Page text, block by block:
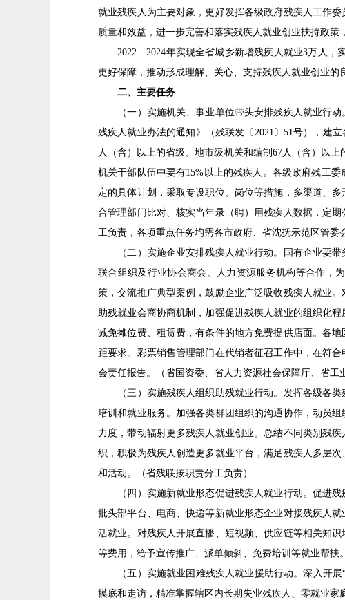
就业残疾人为主要对象，更好发挥各级政府残疾人工作
质量和效益，进一步完善和落实残疾人就业创业扶持政策
2022—2024年实现全省城乡新增残疾人就业3万人，实
更好保障，推动形成理解、关心、支持残疾人就业创业的
二、主要任务
（一）实施机关、事业单位带头安排残疾人就业行动
残疾人就业办法的通知》（残联发〔2021〕51号），建
人（含）以上的省级、地市级机关和编制67人（含）以
机关干部队伍中要有15%以上的残疾人。各级政府残工
定的具体计划，采取专设职位、岗位等措施，多渠道、
合管理部门比对、核实当年录（聘）用残疾人数据，定
工负责，各项重点任务均需各市政府、省沈抚示范区管委
（二）实施企业安排残疾人就业行动。国有企业要带
联合组织及行业协会商会、人力资源服务机构等合作，
策，交流推广典型案例，鼓励企业广泛吸收残疾人就业
助残就业会商协商机制，加强促进残疾人就业的组织化
减免摊位费、租赁费，有条件的地方免费提供店面。各
距要求。彩票销售管理部门在代销者征召工作中，在符
会责任报告。（省国资委、省人力资源社会保障厅、省工
（三）实施残疾人组织助残就业行动。发挥各级各类
培训和就业服务。加强各类群团组织的沟通协作，动员
力度，带动辐射更多残疾人就业创业。总结不同类别残
织，积极为残疾人创造更多就业平台，满足残疾人多层
和活动。（省残联按职责分工负责）
（四）实施新就业形态促进残疾人就业行动。促进残
批头部平台、电商、快递等新就业形态企业对接残疾人
活就业。对残疾人开展直播、短视频、供应链等相关知
等费用，给予宣传推广、派单倾斜、免费培训等就业帮扶
（五）实施就业困难残疾人就业援助行动。深入开展“
摸底和走访，精准掌握辖区内长期失业残疾人、零就业